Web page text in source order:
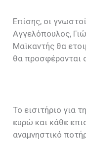
Επίσης, οι
Αγγελόπουλος,
Μαϊκαντής θα
θα προσφέρονται
Το εισιτήριο για
ευρώ και κάθε
αναμνηστικό